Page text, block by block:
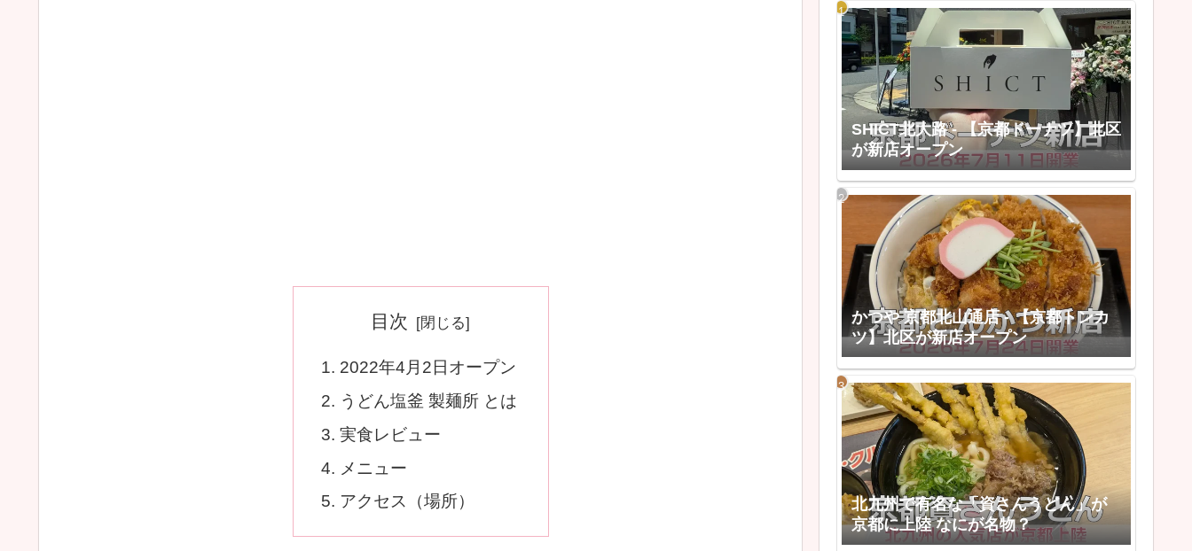
目次
2022年4月2日オープン
うどん塩釜 製麺所 とは
実食レビュー
メニュー
アクセス（場所）
SHICT北大路 - 【京都ドーナツ】北区
が新店オープン
かつや 京都北山通店 - 【京都トンカ
ツ】北区が新店オープン
北九州で有名な「資さんうどん」が
京都に上陸 なにが名物？